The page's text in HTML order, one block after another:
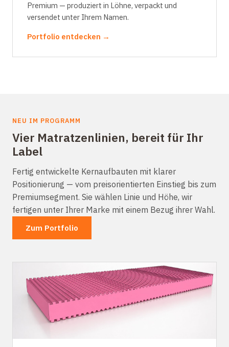
Premium — produziert in Löhne, verpackt und
versendet unter Ihrem Namen.
Portfolio entdecken →
NEU IM PROGRAMM
Vier Matratzenlinien, bereit für Ihr
Label
Fertig entwickelte Kernaufbauten mit klarer
Positionierung — vom preisorientierten Einstieg bis zum
Premiumsegment. Sie wählen Linie und Höhe, wir
fertigen unter Ihrer Marke mit einem Bezug ihrer Wahl.
Zum Portfolio